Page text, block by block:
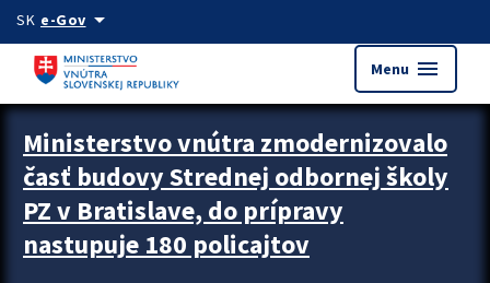
Preskocit na hlavný obsah
SK e-Govarrow_drop_down
Menu menu
Ministerstvo vnútra zmodernizovalo
časť budovy Strednej odbornej školy
PZ v Bratislave, do prípravy
nastupuje 180 policajtov